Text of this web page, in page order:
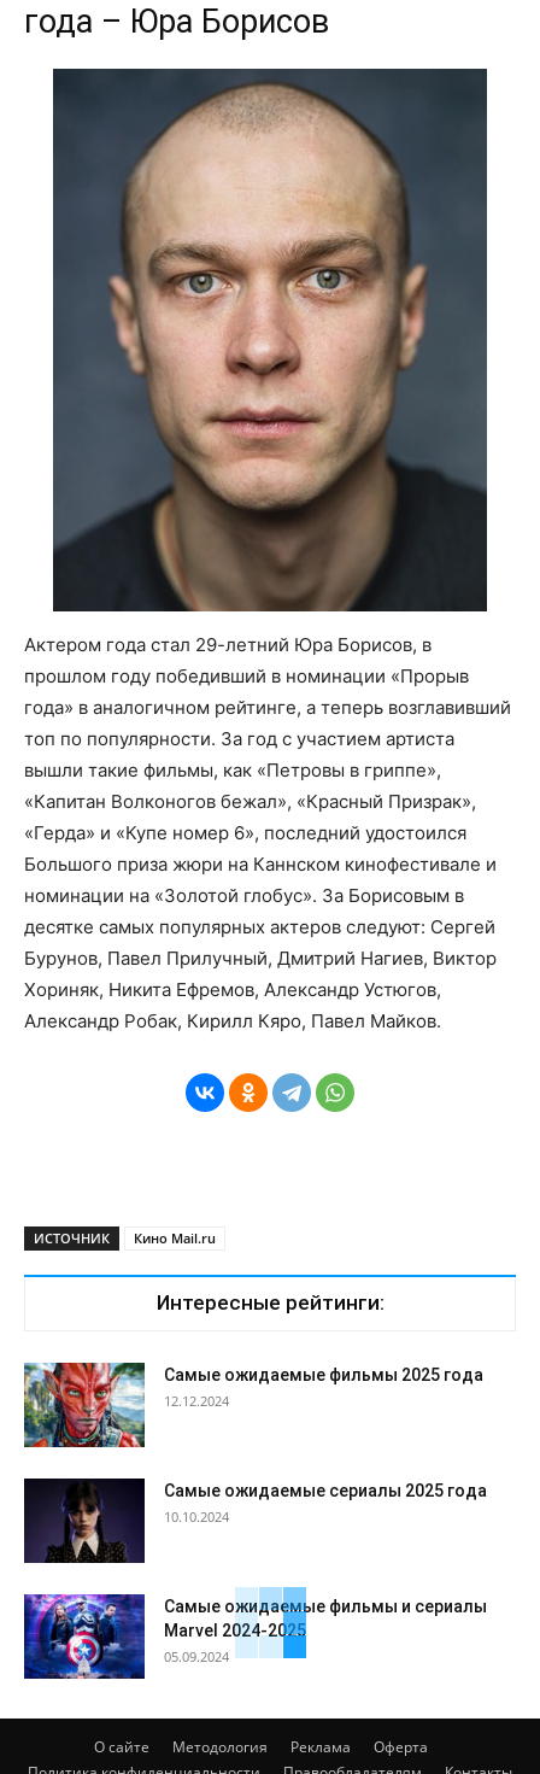
года – Юра Борисов
Актером года стал 29-летний Юра Борисов, в
прошлом году победивший в номинации «Прорыв
года» в аналогичном рейтинге, а теперь возглавивший
топ по популярности. За год с участием артиста
вышли такие фильмы, как «Петровы в гриппе»,
«Капитан Волконогов бежал», «Красный Призрак»,
«Герда» и «Купе номер 6», последний удостоился
Большого приза жюри на Каннском кинофестивале и
номинации на «Золотой глобус». За Борисовым в
десятке самых популярных актеров следуют: Сергей
Бурунов, Павел Прилучный, Дмитрий Нагиев, Виктор
Хориняк, Никита Ефремов, Александр Устюгов,
Александр Робак, Кирилл Кяро, Павел Майков.
ИСТОЧНИК Кино Mail.ru
Интересные рейтинги:
Самые ожидаемые фильмы 2025 года
12.12.2024
Самые ожидаемые сериалы 2025 года
10.10.2024
Самые ожидаемые фильмы и сериалы
Marvel 2024-2025
05.09.2024
О сайте Методология Реклама
Оферта